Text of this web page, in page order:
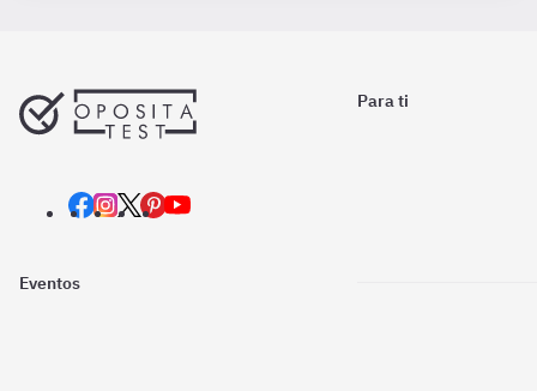
Para ti
Eventos